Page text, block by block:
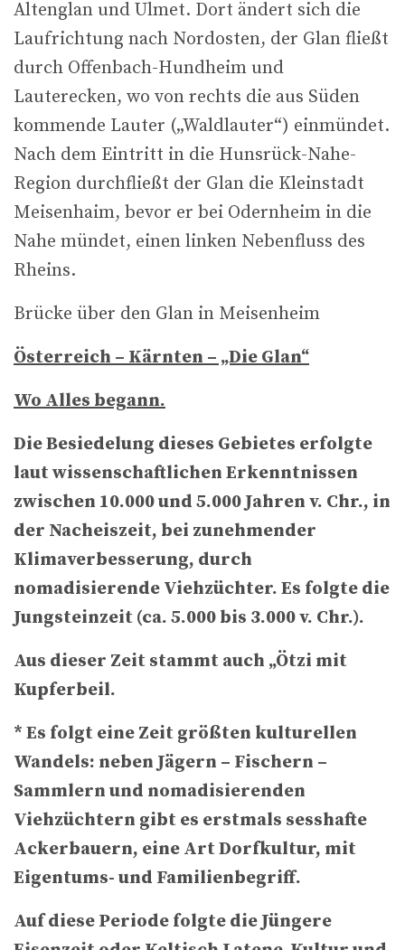
Altenglan und Ulmet. Dort ändert sich die
Laufrichtung nach Nordosten, der Glan fließt
durch Offenbach-Hundheim und
Lauterecken, wo von rechts die aus Süden
kommende Lauter („Waldlauter“) einmündet.
Nach dem Eintritt in die Hunsrück-Nahe-
Region durchfließt der Glan die Kleinstadt
Meisenhaim, bevor er bei Odernheim in die
Nahe mündet, einen linken Nebenfluss des
Rheins.
Brücke über den Glan in Meisenheim
Österreich – Kärnten – „Die Glan“
Wo Alles begann.
Die Besiedelung dieses Gebietes erfolgte
laut wissenschaftlichen Erkenntnissen
zwischen 10.000 und 5.000 Jahren v. Chr., in
der Nacheiszeit, bei zunehmender
Klimaverbesserung, durch
nomadisierende Viehzüchter. Es folgte die
Jungsteinzeit (ca. 5.000 bis 3.000 v. Chr.).
Aus dieser Zeit stammt auch „Ötzi mit
Kupferbeil.
* Es folgt eine Zeit größten kulturellen
Wandels: neben Jägern – Fischern –
Sammlern und nomadisierenden
Viehzüchtern gibt es erstmals sesshafte
Ackerbauern, eine Art Dorfkultur, mit
Eigentums- und Familienbegriff.
Auf diese Periode folgte dieJüngere